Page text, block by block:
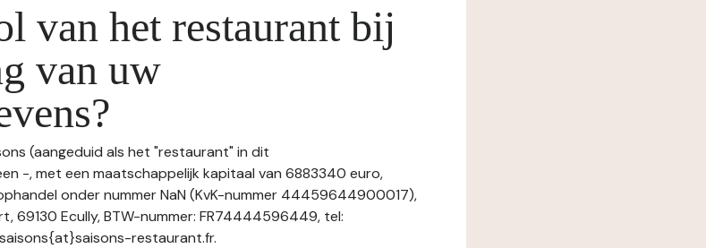
van het restaurant bij
van uw
(aangeduid als het "restaurant" in dit
-, met een maatschappelijk kapitaal van 6883340 euro,
onder nummer NaN (KvK-nummer 44459644900017),
69130 Ecully, BTW-nummer: FR74444596449, tel:
restaurant.fr.